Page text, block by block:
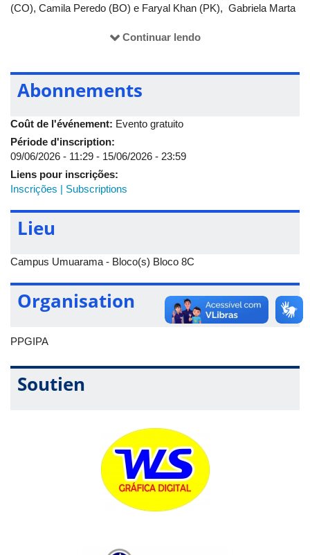
(CO), Camila Peredo (BO) e Faryal Khan (PK), Gabriela Marta
09h45 – Intervalo e Flash Talk - Global Excellent
Application of Natural Solutions
Bragança – Portugal
11h20 – Mesa-redonda:
científicas.
Dra. Nagela Bernadelli (USA), Rafael Martins (ITA) e Giovanna
Antoniucci (ENG)
12h00 – Encerramento
Continuar lendo
Abonnements
Coût de l'événement: Evento gratuito
Période d'inscription:
09/06/2026 - 11:29 - 15/06/2026 - 23:59
Liens pour inscrições:
Inscrições | Subscriptions
Lieu
Campus Umuarama - Bloco(s) Bloco 8C
Organisation
PPGIPA
Soutien